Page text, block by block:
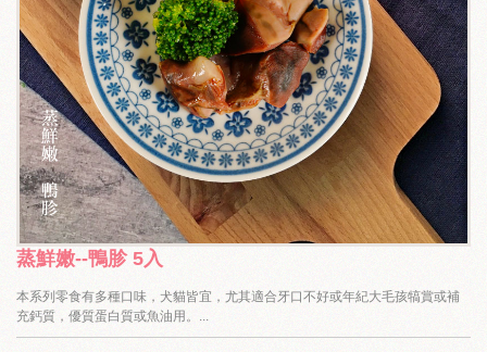
蒸鮮嫩--鴨胗 5入
本系列零食有多種口味，犬貓皆宜，尤其適合牙口不好或年紀大毛孩犒賞或補
充鈣質，優質蛋白質或魚油用。...